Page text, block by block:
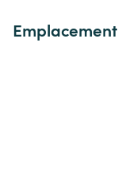
Emplacement